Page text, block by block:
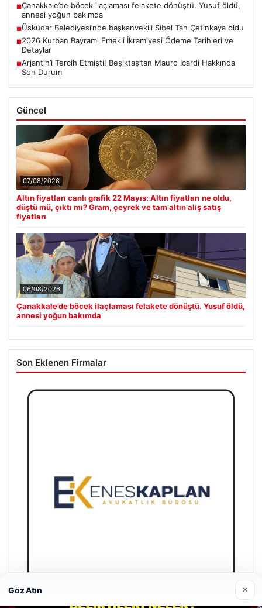
■Çanakkale’de böcek ilaçlaması felakete dönüştü. Yusuf öldü,
annesi yoğun bakımda
■Üsküdar Belediyesi’nde başkanvekili Sibel Tan Çetinkaya oldu
■2026 Kurban Bayramı Emekli İkramiyesi Ödeme Tarihleri ve
Detaylar
■Arjantin’i Tercih Etmişti! Beşiktaş’tan Mauro Icardi Hakkında
Son Durum
Güncel
07/08/2026
Altın fiyatları canlı grafik 22 Mayıs: Altın fiyatları ne oldu,
düştü mü, çıktı mı? Gram, çeyrek ve tam altın alış satış
fiyatları
06/08/2026
Çanakkale’de böcek ilaçlaması felakete dönüştü. Yusuf öldü,
annesi yoğun bakımda
Son Eklenen Firmalar
Göz Atın ×